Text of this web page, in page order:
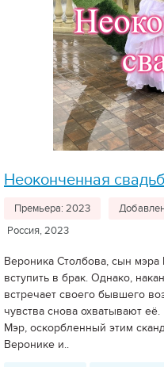
Неоконченная
Премьера: 2023
Россия, 2023
Вероника Столбова, сын
вступить в брак. Однако,
встречает своего бывшего
чувства снова охватывают
Мэр, оскорбленный этим
Веронике и..